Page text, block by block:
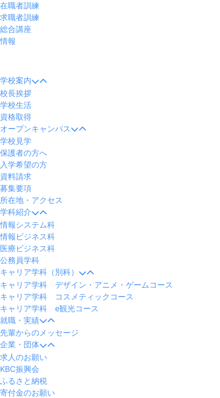
在職者訓練
求職者訓練
総合講座
情報
ニ
ュ
ー
学校案内
校長挨拶
学校生活
資格取得
オープンキャンパス
学校見学
保護者の方へ
入学希望の方
資料請求
募集要項
所在地・アクセス
学科紹介
情報システム科
情報ビジネス科
医療ビジネス科
公務員学科
キャリア学科（別科）
キャリア学科 デザイン・アニメ・ゲームコース
キャリア学科 コスメティックコース
キャリア学科 e観光コース
就職・実績
先輩からのメッセージ
企業・団体
求人のお願い
KBC振興会
ふるさと納税
寄付金のお願い